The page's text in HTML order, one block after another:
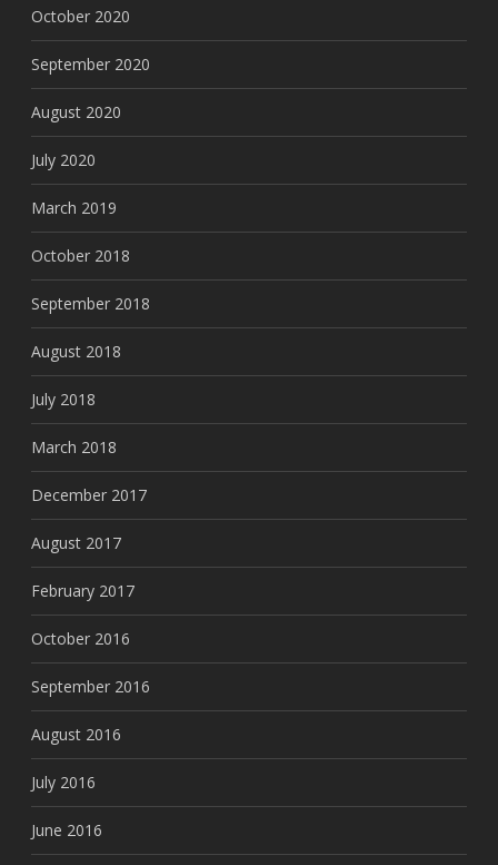
October 2020
September 2020
August 2020
July 2020
March 2019
October 2018
September 2018
August 2018
July 2018
March 2018
December 2017
August 2017
February 2017
October 2016
September 2016
August 2016
July 2016
June 2016